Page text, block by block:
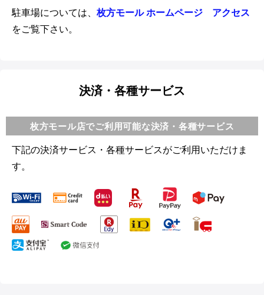
駐車場については、 枚方モール ホームページ アクセス
をご覧下さい。
決済・各種サービス
枚方モール店でご利用可能な決済・各種サービス
下記の決済サービス・各種サービスがご利用いただけま
す。